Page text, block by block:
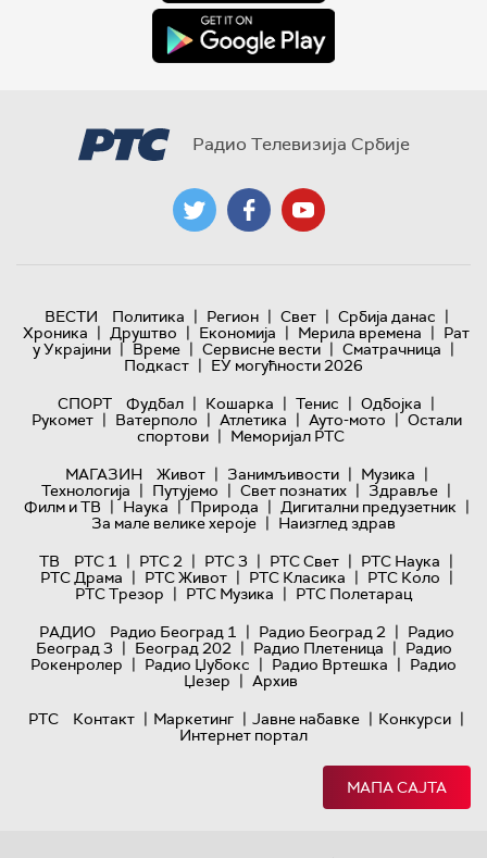
Радио Телевизија Србије
ВЕСТИ Политика | Регион | Свет | Србија данас |
Хроника | Друштво | Економија | Мерила времена | Рат
у Украјини | Време | Сервисне вести | Сматрачница |
Подкаст | ЕУ могућности 2026
СПОРТ
Фудбал | Кошарка | Тенис | Одбојка |
Рукомет | Ватерполо | Атлетика | Ауто-мото | Остали
спортови | Меморијал РТС
МАГАЗИН
Живот | Занимљивости | Музика |
Технологијa | Путујемо | Свет познатих | Здравље |
Филм и ТВ | Наука | Природа | Дигитални предузетник |
За мале велике хероје | Наизглед здрав
ТВ
РТС 1 | РТС 2 | РТС 3 | РТС Свет | РТС Наука |
РТС Драма | РТС Живот | РТС Класика | РТС Коло |
РТС Трезор | РТС Музика | РТС Полетарац
РАДИО
Радио Београд 1 | Радио Београд 2 | Радио
Београд 3 | Београд 202 | Радио Плетеница | Радио
Рокенролер | Радио Џубокс | Радио Вртешка | Радио
Џезер | Архив
РТС
Контакт | Маркетинг | Јавне набавке | Конкурси |
Интернет портал
МАПА САЈТА